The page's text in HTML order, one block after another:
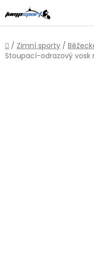
na
obsah
Domů
/ Zimní sporty /
Stoupací-odrazový vosk